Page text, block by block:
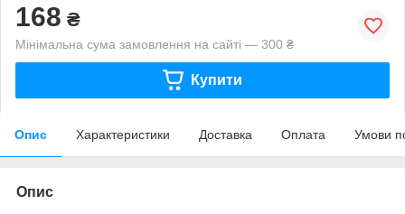
168 ₴
Мінімальна сума замовлення на сайті — 300 ₴
Купити
Опис Характеристики Доставка Оплата Умови
Опис